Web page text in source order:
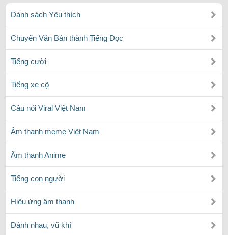
Dánh sách Yêu thích
Chuyển Văn Bản thành Tiếng Đọc
Tiếng cười
Tiếng xe cộ
Câu nói Viral Việt Nam
Âm thanh meme Việt Nam
Âm thanh Anime
Tiếng con người
Hiệu ứng âm thanh
Đánh nhau, vũ khí